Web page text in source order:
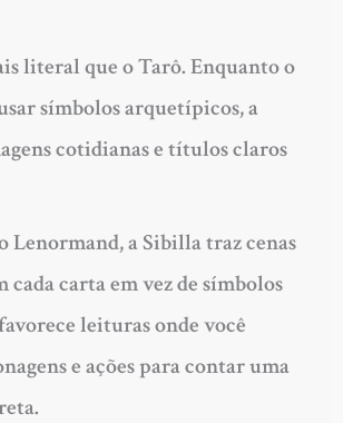
literal que o Tarô. Enquanto o
símbolos arquetípicos, a
cotidianas e títulos claros
Lenormand, a Sibilla traz cenas
cada carta em vez de símbolos
leituras onde você
e ações para contar uma